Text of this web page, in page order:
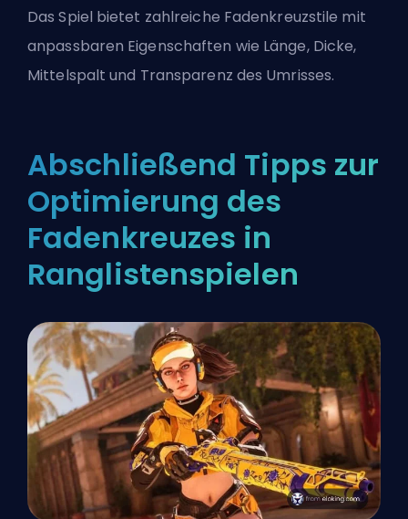
Das Spiel bietet zahlreiche Fadenkreuzstile mit
anpassbaren Eigenschaften wie Länge, Dicke,
Mittelspalt und Transparenz des Umrisses.
Abschließend Tipps zur
Optimierung des
Fadenkreuzes in
Ranglistenspielen